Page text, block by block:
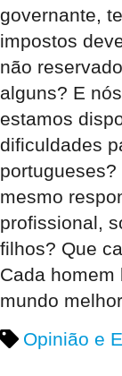
governante,
impostos
não
alguns? E
estamos
dificuldades
mesmo
profissional,
filhos? Que
Cada homem
mundo
Opinião e